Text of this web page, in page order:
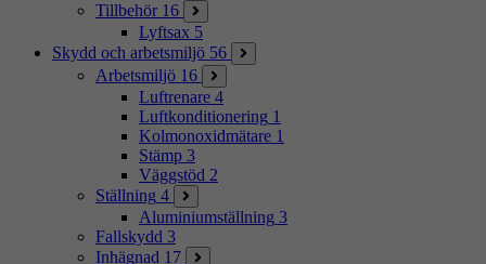
Tillbehör 16
Lyftsax 5
Skydd och arbetsmiljö 56
Arbetsmiljö 16
Luftrenare 4
Luftkonditionering 1
Kolmonoxidmätare 1
Stämp 3
Väggstöd 2
Ställning 4
Aluminiumställning 3
Fallskydd 3
Inhägnad 17